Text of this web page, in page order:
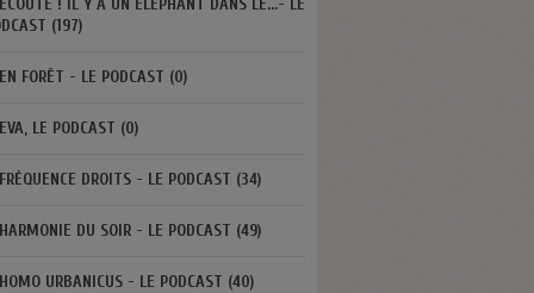
! IL Y A UN ÉLÉPHANT DANS LE...- LE
(197)
FORÊT - LE PODCAST (0)
LE PODCAST (0)
DROITS - LE PODCAST (34)
DU SOIR - LE PODCAST (49)
URBANICUS - LE PODCAST (40)